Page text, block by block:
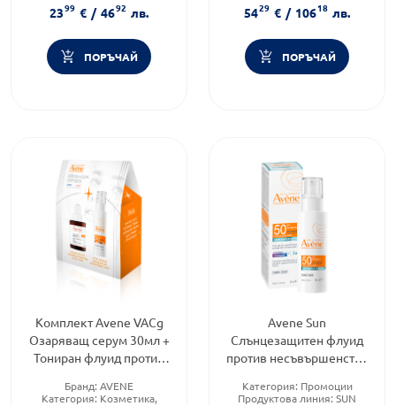
Форма на продукта:флуид
2399 € / 4692 лв.
ПОРЪЧАЙ
Форма на продукта:
комплект
5429 € / 10618 лв.
ПОРЪЧАЙ
Комплект Avene VACg
Озаряващ серум 30мл +
Тониран флуид против
40мл
Бранд: AVENE
Категория: Козметика,
Avene Sun
Слънцезащитен флуид
против несъвършенства
Категория: Промоции
Продуктова линия: SUN